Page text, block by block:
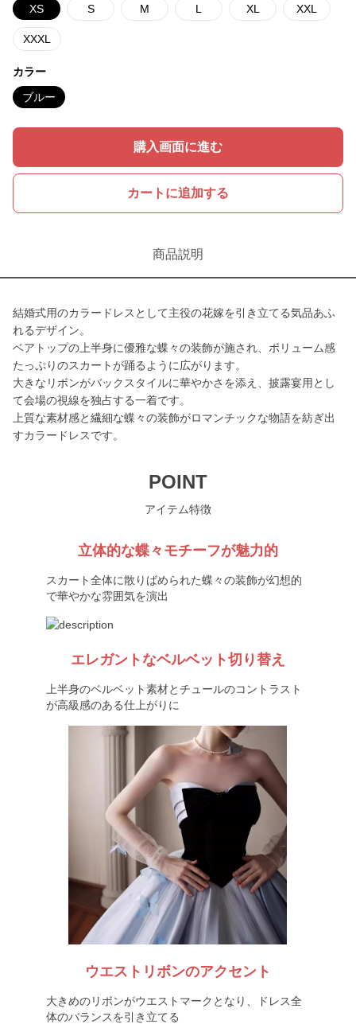
XS S M L XL XXL
XXXL
カラー
ブルー
購入画面に進む
カートに追加する
商品説明
結婚式用のカラードレスとして主役の花嫁を引き立てる気品あふ
れるデザイン。
ベアトップの上半身に優雅な蝶々の装飾が施され、ボリューム感
たっぷりのスカートが踊るように広がります。
大きなリボンがバックスタイルに華やかさを添え、披露宴用とし
て会場の視線を独占する一着です。
上質な素材感と繊細な蝶々の装飾がロマンチックな物語を紡ぎ出
すカラードレスです。
POINT
アイテム特徴
立体的な蝶々モチーフが魅力的
スカート全体に散りばめられた蝶々の装飾が幻想的
で華やかな雰囲気を演出
エレガントなベルベット切り替え
上半身のベルベット素材とチュールのコントラスト
が高級感のある仕上がりに
ウエストリボンのアクセント
大きめのリボンがウエストマークとなり、ドレス全
体のバランスを引き立てる